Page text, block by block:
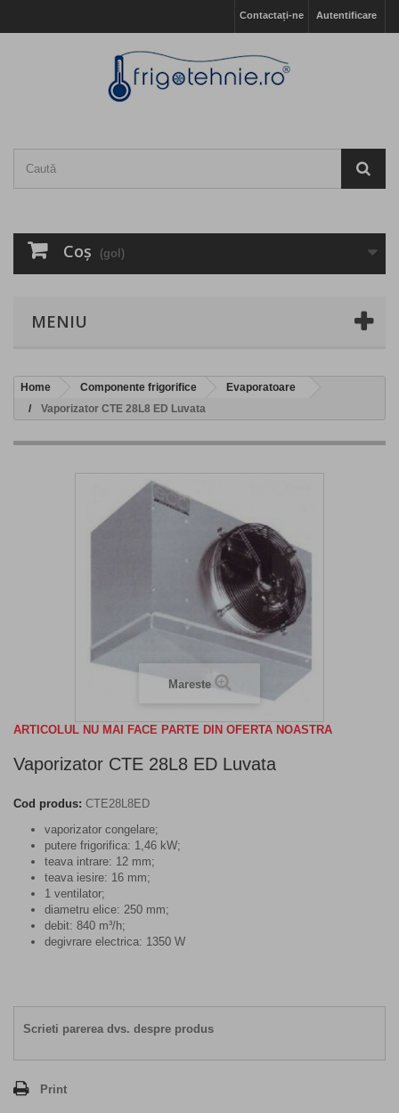
Autentificare
Contactați-ne
Coş (gol)
MENIU
Home Componente frigorifice
Evaporatoare
Vaporizator CTE 28L8 ED Luvata
Mareste
ARTICOLUL NU MAI FACE PARTE DIN OFERTA NOASTRA
Vaporizator CTE 28L8 ED Luvata
Cod produs: CTE28L8ED
vaporizator congelare;
putere frigorifica: 1,46 kW;
teava intrare: 12 mm;
teava iesire: 16 mm;
1 ventilator;
diametru elice: 250 mm;
debit: 840 m³/h;
degivrare electrica: 1350 W
Scrieti parerea dvs. despre produs
Print